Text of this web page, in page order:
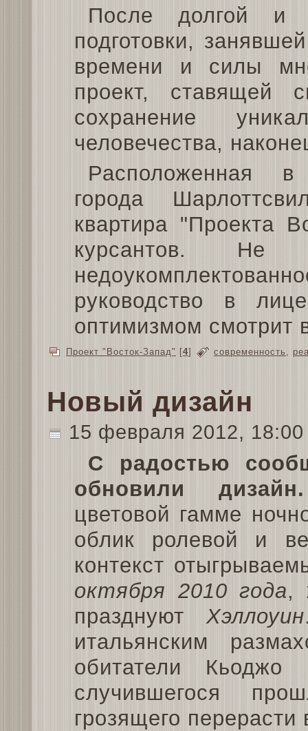
После долгой и
подготовки,
времени и силы
проект, ставящей
сохранение
человечества,
Расположенная в
города
квартира "Проекта
курсантов. Не
руководство в
оптимизмом смотрит
Проект "Восток-Запад" [4] современность
Новый дизайн
15 февраля 2012,
С радостью
обновили дизайн.
цветовой гамме
облик ролевой и
контекст
октября 2010 года,
празднуют Хэллоуин
итальянским
обитатели
случившегося
грозящего